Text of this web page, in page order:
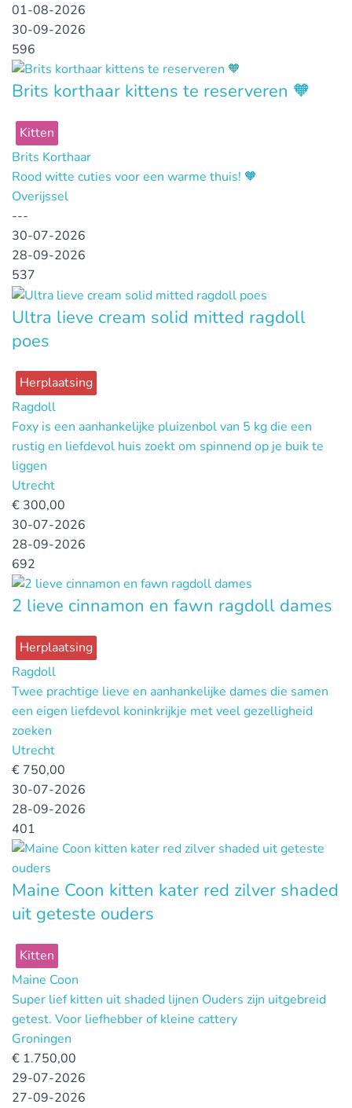
01-08-2026
30-09-2026
596
Brits korthaar kittens te reserveren 🧡
Kitten
Brits Korthaar
Rood witte cuties voor een warme thuis! 🧡
Overijssel
---
30-07-2026
28-09-2026
537
Ultra lieve cream solid mitted ragdoll
poes
Herplaatsing
Ragdoll
Foxy is een aanhankelijke pluizenbol van 5 kg die een
rustig en liefdevol huis zoekt om spinnend op je buik te
liggen
Utrecht
€ 300,00
30-07-2026
28-09-2026
692
2 lieve cinnamon en fawn ragdoll dames
Herplaatsing
Ragdoll
Twee prachtige lieve en aanhankelijke dames die samen
een eigen liefdevol koninkrijkje met veel gezelligheid
zoeken
Utrecht
€ 750,00
30-07-2026
28-09-2026
401
Maine Coon kitten kater red zilver shaded
uit geteste ouders
Kitten
Maine Coon
Super lief kitten uit shaded lijnen Ouders zijn uitgebreid
getest. Voor liefhebber of kleine cattery
Groningen
€ 1.750,00
29-07-2026
27-09-2026